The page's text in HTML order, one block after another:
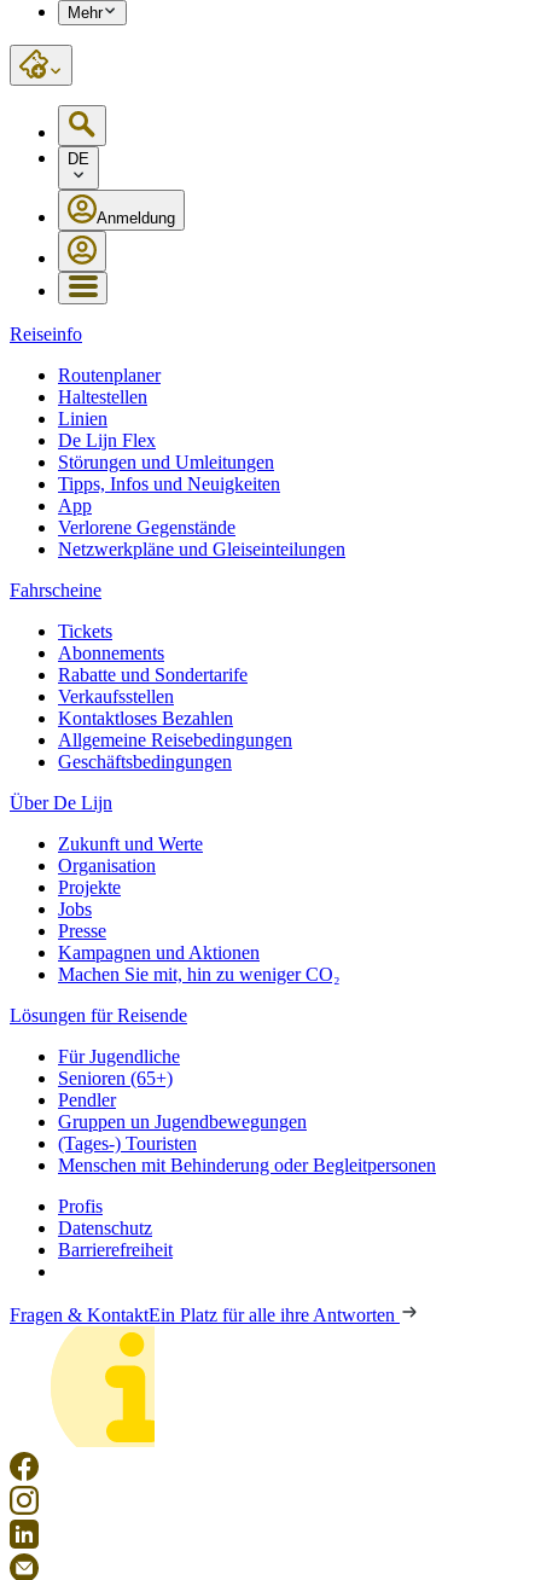
Mehr
DE
Anmeldung
Reiseinfo
Routenplaner
Haltestellen
Linien
De Lijn Flex
Störungen und Umleitungen
Tipps, Infos und Neuigkeiten
App
Verlorene Gegenstände
Netzwerkpläne und Gleiseinteilungen
Fahrscheine
Tickets
Abonnements
Rabatte und Sondertarife
Verkaufsstellen
Kontaktloses Bezahlen
Allgemeine Reisebedingungen
Geschäftsbedingungen
Über De Lijn
Zukunft und Werte
Organisation
Projekte
Jobs
Presse
Kampagnen und Aktionen
Machen Sie mit, hin zu weniger CO₂
Lösungen für Reisende
Für Jugendliche
Senioren (65+)
Pendler
Gruppen un Jugendbewegungen
(Tages-) Touristen
Menschen mit Behinderung oder Begleitpersonen
Profis
Datenschutz
Barrierefreiheit
Fragen & KontaktEin Platz für alle ihre Antworten